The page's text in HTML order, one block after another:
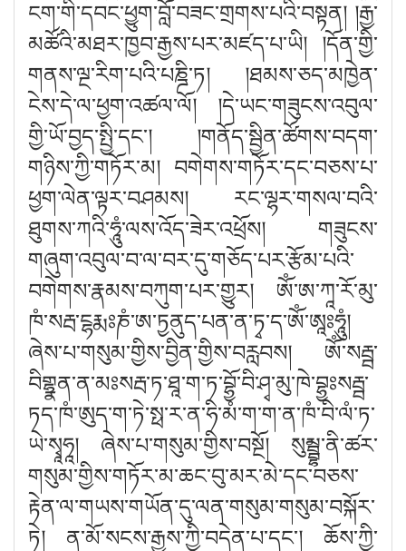
ངག་གི་དབང་ཕྱུག་བློ་བཟང་གྲགས་པའི་བསྟན། །རྒྱ་
མཚོའི་མཐར་ཁྱབ་རྒྱས་པར་མཛད་པ་ཡི། །དོན་གྱི་
གནས་ལྔ་རིག་པའི་པཎྜི་ཏ། །ཐམས་ཅད་མཁྱེན་
ངེས་དེ་ལ་ཕྱག་འཚལ་ལོ། །དེ་ཡང་གཟུངས་འབུལ་
གྱི་ཡོ་བྱད་སྤྱི་དང༌། །གནོད་སྦྱིན་ཚོགས་བདག་
གཉིས་ཀྱི་གཏོར་མ། བགེགས་གཏོར་དང་བཅས་པ་
ཕྱག་ལེན་ལྟར་བཤམས། རང་ལྷར་གསལ་བའི་
ཐུགས་ཀའི་ཧཱུཾ་ལས་འོད་ཟེར་འཕྲོས། གཟུངས་
གཞུག་འབུལ་བ་ལ་བར་དུ་གཅོད་པར་རྩོམ་པའི་
བགེགས་རྣམས་བཀུག་པར་གྱུར། ཨོཾ་ཨ་ཀཱ་རོ་མུ་
ཁཾ་སརྦ་ངྷརྨཎཾ་ཨ་ཏྱནུད་པན་ན་ཏྭ་ད་ཨོཾ་ཨཱཧཱུཾ།
ཞེས་པ་གསུམ་གྱིས་བྱིན་གྱིས་བརླབས། ཨོཾ་སརྦྦ་
བིགྷྣན་ན་མསརྦ་ཏ་ཐཱ་ག་ཏ་བྷྱོ་བི་ཤྭ་མུ་ཁེ་བྷྱསརྦྦ་
ཏད་ཁཾ་ཨུད་ག་ཏེ་སྥ་ར་ན་ཧི་མཾ་ག་ག་ན་ཁཾ་བི་ལཾ་ཏ་
ཡེ་སྭཱཧཱ། ཞེས་པ་གསུམ་གྱིས་བསྔོ། སུམྦྷ་ནི་ཚར་
གསུམ་གྱིས་གཏོར་མ་ཆང་བུ་མར་མེ་དང་བཅས་
རྟེན་ལ་གཡས་གཡོན་དུ་ལན་གསུམ་གསུམ་བསྐོར་
ཏེ། ན་མོ་སངས་རྒྱས་ཀྱི་བདེན་པ་དང་། ཆོས་ཀྱི་